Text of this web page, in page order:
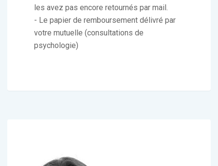
les avez pas encore retournés par mail.
- Le papier de remboursement délivré par
votre mutuelle (consultations de
psychologie)